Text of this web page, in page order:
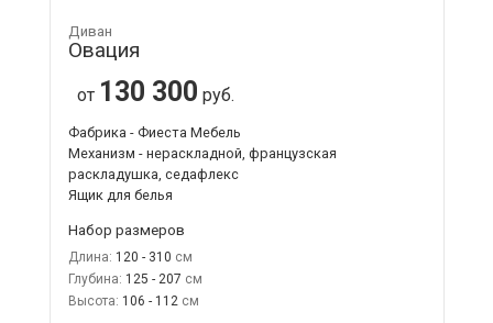
Диван
Овация
от 130 300 руб.
Фабрика - Фиеста Мебель
Механизм - нераскладной, французская
раскладушка, седафлекс
Ящик для белья
Набор размеров
Длина: 120 - 310
Глубина: 125 - 207
Высота: 106 - 112